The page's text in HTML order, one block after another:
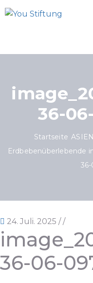
36-
Startseite
Erdbebenüberlebende
24. Juli. 2025 / /
36-06-